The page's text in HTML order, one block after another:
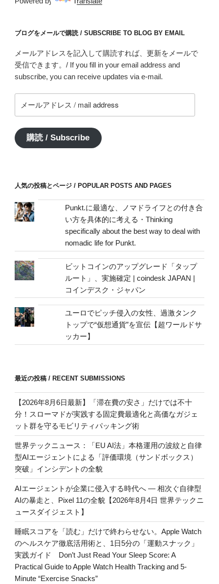
ブログをメールで購読 / SUBSCRIBE TO BLOG BY EMAIL
メールアドレスを記入して購読すれば、更新をメールで
受信できます。/ If you fill in your email address and
subscribe, you can receive updates via e-mail.
ー
ア
ド
address
購読 / Subscribe
人気の投稿とページ / POPULAR POSTS AND PAGES
Punkt.に最適な、ノマドライフとの付き合
い方を具体的に考える・Thinking
specifically about the best way to deal with
nomadic life for Punkt.
ビットコインのアップグレード「タップ
ルート」、実施確定 | coindesk JAPAN |
コインデスク・ジャパン
ユーロでピッチ侵入の女性、過激タンク
トップで“仮想通貨”を宣伝【超ワールドサ
ッカー】
最近の投稿 / RECENT SUBMISSIONS
【2026年8月6日最新】「滞在費の安さ」だけでは不十
分！スローマドが実践する固定費最適化と高価なガジェ
ット群を守るモビリティパッキング術
世界テックニュース：「EU AI法」本格運用の波紋と自律
型AIエージェントによる「評価環境（サンドボックス）
突破」インシデントの全貌
AIエージェントが企業に侵入する時代へ — 相次ぐ自律型
AIの暴走と、Pixel 11の全貌【2026年8月4日 世界テックニ
ュースダイジェスト】
睡眠スコアを「読む」だけで終わらせない。Apple Watch
のヘルスケア徹底活用術と、1日5分の「運動スナック」
実践ガイド Don’t Just Read Your Sleep Score: A
Practical Guide to Apple Watch Health Tracking and 5-
Minute “Exercise Snacks”